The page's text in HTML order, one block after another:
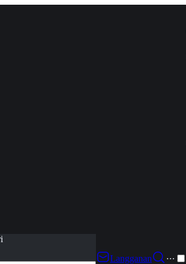
Langganan
···